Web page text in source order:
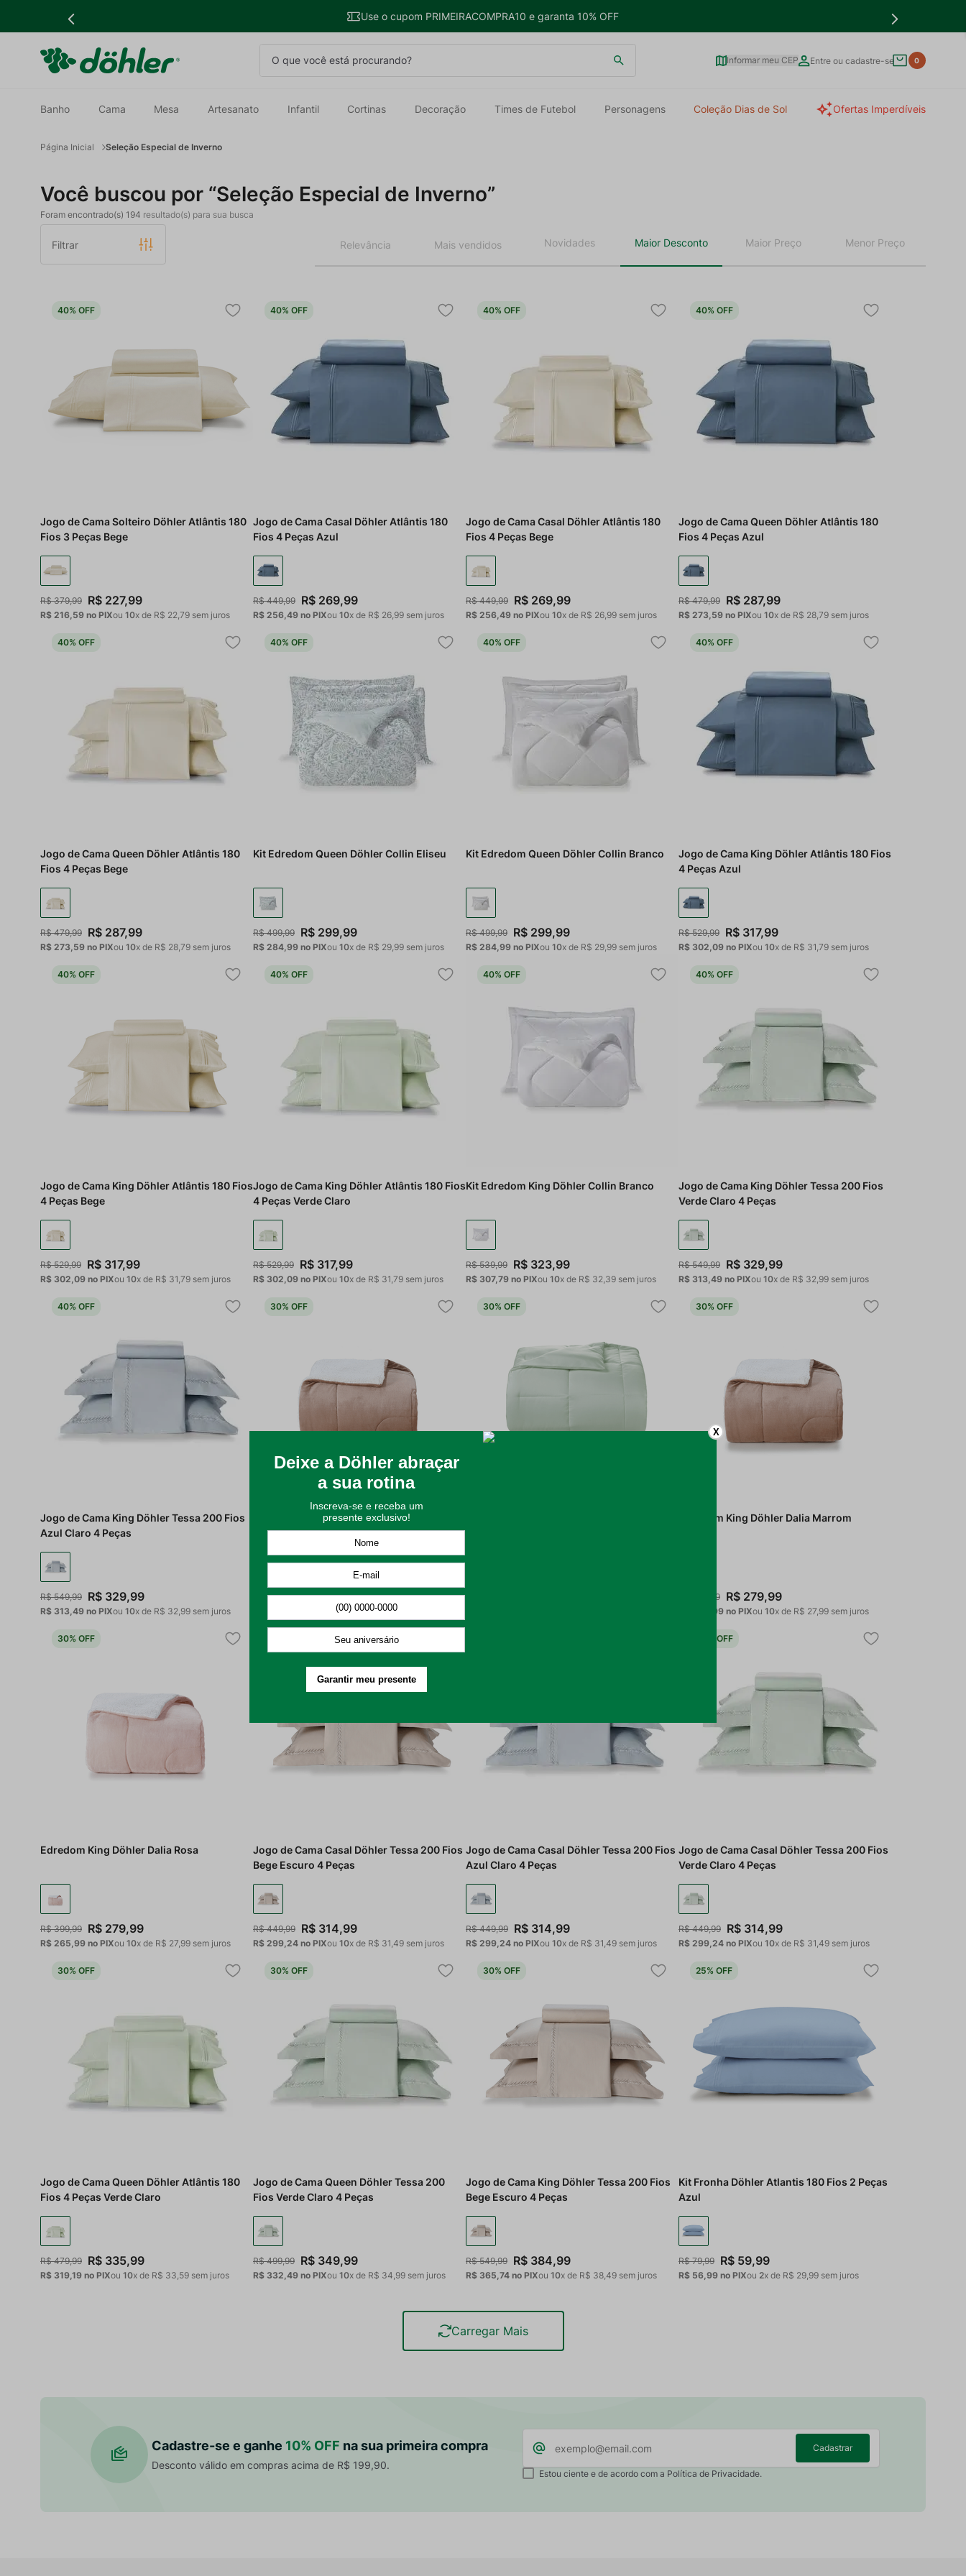
Use o cupom PRIMEIRACOMPRA10 e garanta 10% OFF
Informar meu CEP Entre ou cadastre-se 0
Banho Cama Mesa Artesanato Infantil Cortinas Decoração Times de Futebol Personagens Coleção Dias de Sol Ofertas Imperdíveis
Seleção Especial de Inverno
Seleção Especial de Inverno
194
Filtrar Relevância Mais vendidos
40% OFF
Jogo de Cama Solteiro Döhler Atlântis 180
Fios 3 Peças Bege
R$ 379,99 R$ 227,99
R$ 216,59 no PIXou 10x de R$ 22,79 sem juros
40% OFF
Jogo de Cama Casal Döhler Atlântis 180
Fios 4 Peças Azul
R$ 449,99 R$ 269,99
R$ 256,49 no PIXou 10x de R$ 26,99 sem juros
40% OFF
Jogo de Cama Casal Döhler Atlântis 180
Fios 4 Peças Bege
R$ 449,99 R$ 269,99
R$ 256,49 no PIXou 10x de R$ 26,99 sem juros
40% OFF
Jogo de Cama Queen Döhler Atlântis 180
Fios 4 Peças Azul
R$ 479,99 R$ 287,99
R$ 273,59 no PIXou 10x de R$ 28,79 sem juros
40% OFF
Jogo de Cama Queen Döhler Atlântis 180
Fios 4 Peças Bege
R$ 479,99 R$ 287,99
R$ 273,59 no PIXou 10x de R$ 28,79 sem juros
40% OFF
Kit Edredom Queen Döhler Collin Eliseu
R$ 499,99 R$ 299,99
R$ 284,99 no PIXou 10x de R$ 29,99 sem juros
40% OFF
Kit Edredom Queen Döhler Collin Branco
R$ 499,99 R$ 299,99
R$ 284,99 no PIXou 10x de R$ 29,99 sem juros
40% OFF
Jogo de Cama King Döhler Atlântis 180 Fios
4 Peças Azul
R$ 529,99 R$ 317,99
R$ 302,09 no PIXou 10x de R$ 31,79 sem juros
40% OFF
Jogo de Cama King Döhler Atlântis 180 Fios
4 Peças Bege
R$ 529,99 R$ 317,99
R$ 302,09 no PIXou 10x de R$ 31,79 sem juros
40% OFF
Jogo de Cama King Döhler Atlântis 180 Fios
4 Peças Verde Claro
R$ 529,99 R$ 317,99
R$ 302,09 no PIXou 10x de R$ 31,79 sem juros
40% OFF
Kit Edredom King Döhler Collin Branco
R$ 539,99 R$ 323,99
R$ 307,79 no PIXou 10x de R$ 32,39 sem juros
40% OFF
Jogo de Cama King Döhler Tessa 200 Fios
Verde Claro 4 Peças
R$ 549,99 R$ 329,99
R$ 313,49 no PIXou 10x de R$ 32,99 sem juros
40% OFF
Jogo de Cama King Döhler Tessa 200 Fios
Azul Claro 4 Peças
R$ 549,99 R$ 329,99
R$ 313,49 no PIXou 10x de R$ 32,99 sem juros
30% OFF
Edredom Casal Döhler Dalia Marrom
319,99 R$ 223,99
ou10x deR$ 22,39
30% OFF 30% OFF
Edredom King Döhler Dalia Marrom
99 R$ 279,99
R$ 265,99 no PIXou 10x de R$ 27,99 sem juros
30% OFF
Edredom King Döhler Dalia Rosa
R$ 399,99 R$ 279,99
R$ 265,99 no PIXou 10x de R$ 27,99 sem juros
Jogo de Cama Casal Döhler Tessa 200 Fios
Bege Escuro 4 Peças
R$ 449,99 R$ 314,99
R$ 299,24 no PIXou 10x de R$ 31,49 sem juros
Jogo de Cama Casal Döhler Tessa 200 Fios
Azul Claro 4 Peças
R$ 449,99 R$ 314,99
R$ 299,24 no PIXou 10x de R$ 31,49 sem juros
OFF
Jogo de Cama Casal Döhler Tessa 200 Fios
Verde Claro 4 Peças
R$ 449,99 R$ 314,99
R$ 299,24 no PIXou 10x de R$ 31,49 sem juros
30% OFF
Jogo de Cama Queen Döhler Atlântis 180
Fios 4 Peças Verde Claro
R$ 479,99 R$ 335,99
R$ 319,19 no PIXou 10x de R$ 33,59 sem juros
30% OFF
Jogo de Cama Queen Döhler Tessa 200
Fios Verde Claro 4 Peças
R$ 499,99 R$ 349,99
R$ 332,49 no PIXou 10x de R$ 34,99 sem juros
30% OFF
Jogo de Cama King Döhler Tessa 200 Fios
Bege Escuro 4 Peças
R$ 549,99 R$ 384,99
R$ 365,74 no PIXou 10x de R$ 38,49 sem juros
25% OFF
Kit Fronha Döhler Atlantis 180 Fios 2 Peças
Azul
R$ 79,99 R$ 59,99
R$ 56,99 no PIXou 2x de R$ 29,99 sem juros
Cadastre-se e ganhe 10% OFF na sua primeira compra
Desconto válido em compras acima de R$ 199,90.
Cadastrar
Estou ciente e de acordo com a Política de Privacidade.
X